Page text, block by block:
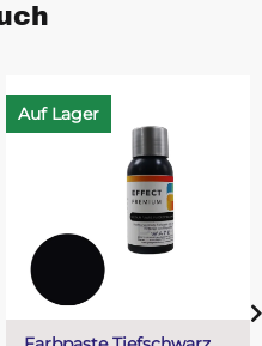
Auf Lager